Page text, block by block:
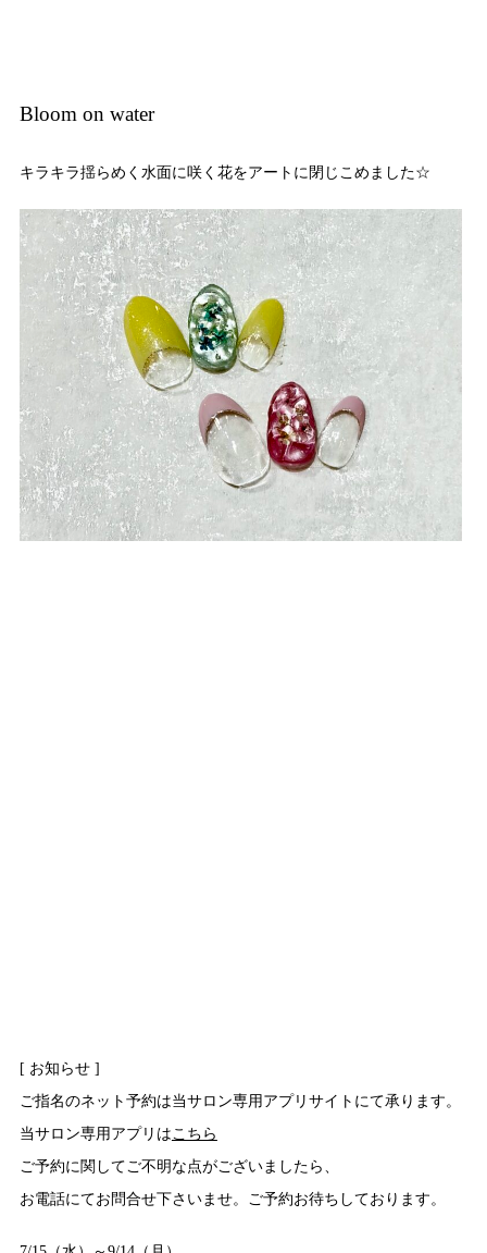
Bloom on water
キラキラ揺らめく水面に咲く花をアートに閉じこめました☆
[ お知らせ ]
ご指名のネット予約は当サロン専用アプリサイトにて承ります。
当サロン専用アプリはこちら
ご予約に関してご不明な点がございましたら、
お電話にてお問合せ下さいませ。ご予約お待ちしております。